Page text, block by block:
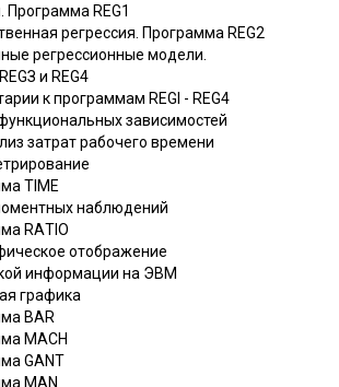
Программа RЕG1
регрессия. Программа RЕG2
регрессионные модели.
и RЕG4
к программам RЕGI - RЕG4
зависимостей
затрат рабочего времени
ТIМЕ
наблюдений
RАTIО
отображение
информации на ЭВМ
графика
ВАR
МАСН
GАNТ
МАN